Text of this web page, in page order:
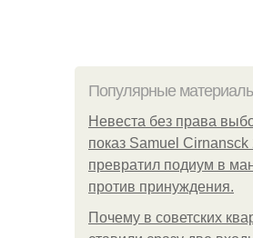
Популярные
Невеста без права
показ Samuel Cirnansck
превратил подиум в
против принуждения.
Почему в советских